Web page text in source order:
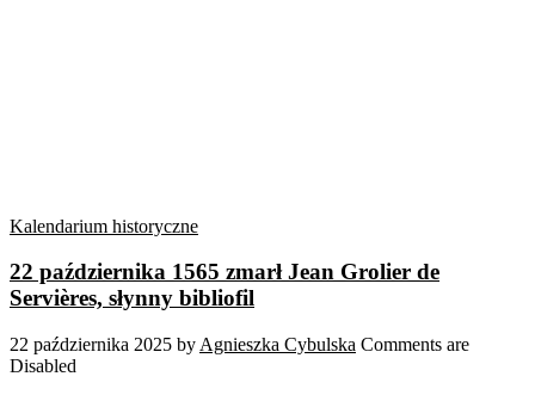
Kalendarium historyczne
22 października 1565 zmarł Jean Grolier de
Servières, słynny bibliofil
22 października 2025 by Agnieszka Cybulska Comments are
Disabled